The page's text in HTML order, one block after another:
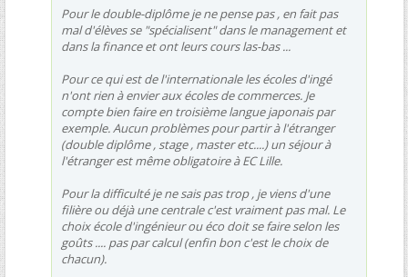
Pour le double-diplôme je ne pense pas , en fait pas
mal d'élèves se "spécialisent" dans le management et
dans la finance et ont leurs cours las-bas ...
Pour ce qui est de l'internationale les écoles d'ingé
n'ont rien à envier aux écoles de commerces. Je
compte bien faire en troisième langue japonais par
exemple. Aucun problèmes pour partir à l'étranger
(double diplôme , stage , master etc....) un séjour à
l'étranger est même obligatoire à EC Lille.
Pour la difficulté je ne sais pas trop , je viens d'une
filière ou déjà une centrale c'est vraiment pas mal. Le
choix école d'ingénieur ou éco doit se faire selon les
goûts .... pas par calcul (enfin bon c'est le choix de
chacun).